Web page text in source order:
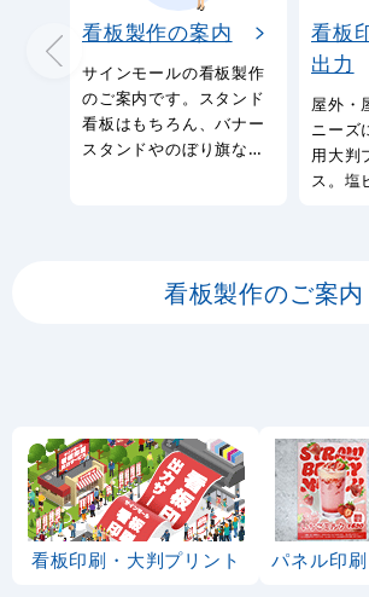
看板製作の案内
サインモールの看板製作
のご案内です。スタンド
看板はもちろん、バナー
スタンドやのぼり旗など
看板
出力
屋外・
ニーズ
用大判
ス。塩
看板製作のご案内
看板印刷・大判プリント